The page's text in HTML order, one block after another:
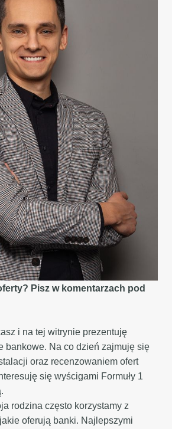
Pisz w komentarzach pod
i na tej witrynie prezentuję
bankowe. Na co dzień zajmuję się
oraz recenzowaniem ofert
się wyścigami Formuły 1
rodzina często korzystamy z
oferują banki. Najlepszymi